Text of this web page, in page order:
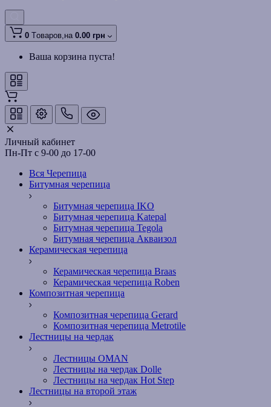
0 Tоваров,на 0.00 грн
Ваша корзина пуста!
Личный кабинет
Пн-Пт с 9-00 до 17-00
Вся Черепица
Битумная черепица
Битумная черепица IKO
Битумная черепица Katepal
Битумная черепица Tegola
Битумная черепица Акваизол
Керамическая черепица
Керамическая черепица Braas
Керамическая черепица Roben
Композитная черепица
Композитная черепица Gerard
Композитная черепица Metrotile
Лестницы на чердак
Лестницы OMAN
Лестницы на чердак Dolle
Лестницы на чердак Hot Step
Лестницы на второй этаж